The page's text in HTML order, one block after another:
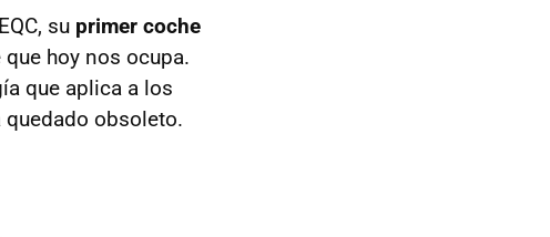
su primer coche
hoy nos ocupa.
que aplica a los
quedado obsoleto.